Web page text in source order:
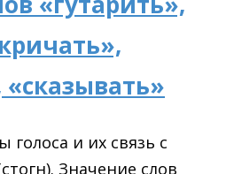
голоса и их связь с
Значение слов